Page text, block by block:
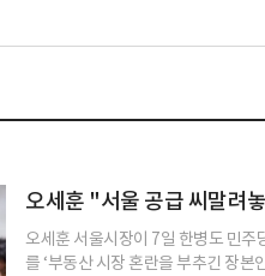
오세훈 "서울 공급 씨말려
오세훈 서울시장이 7일 한병도 민주
를 ‘부동산 시장 혼란을 부추긴 장본